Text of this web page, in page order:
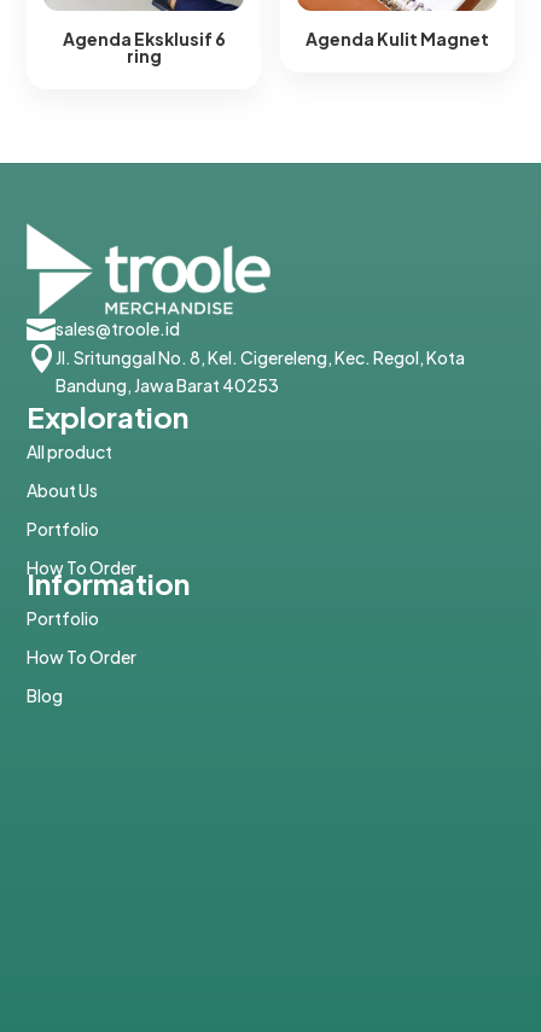
Agenda Eksklusif 6
ring​
Agenda Kulit Magnet​
sales@troole.id
Jl. Sritunggal No. 8, Kel. Cigereleng, Kec. Regol, Kota
Bandung, Jawa Barat 40253
Exploration
All product
About Us
Portfolio
How To Order
Information
Portfolio
How To Order
Blog